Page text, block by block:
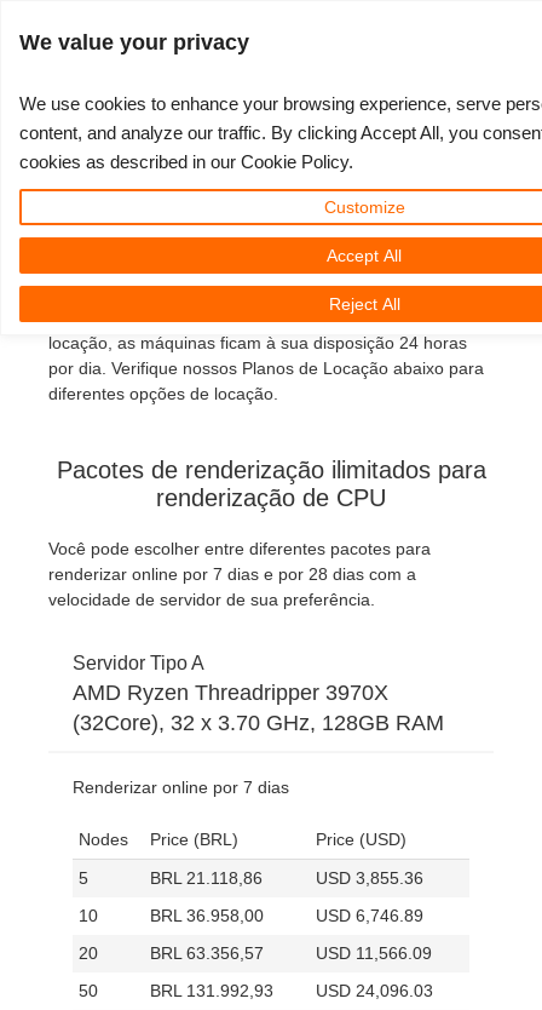
SUPPORT TICKET
Show Tickets
New Ticket
MINHA REBUS
ControlCenter
Pagamentos
Unlimited Render
Pedidos
Editar Perfil
TeamManager
3D ARTIST OF THE YEAR
2023
2022
2021
2017
COMPETIÇÕES
Creative 3D Lab. Challenge
Architecture 3D Challenge
Memories Challenge
Summer Vibes 3D Challenge
COMUNIDADE
Blog
Competições
RebusArt
3D Artist of the Month
SUPORTE
Guia de instruções
Perguntas Frequentes
Tutoriais
Contate o Suporte
PREÇOS
Preços e Descontos
Calcular Custos
Aluguel de Render Ilimitado
SOFTWARE 3D
3ds Max
Cinema 4D
Maya
Redshift
Mental Ray
Softimage
VAMOS LÁ
Guia Rápido
Baixe o software
TeamManager
Pacotes de renderização
de CPU ilimitados
Com o Serviço Ilimitado de Aluguel de Renderização,
você pode alugar seu próprio servidor para renderizar
online em nossa Render Farm. No seu período de
locação, as máquinas ficam à sua disposição 24 horas
por dia. Verifique nossos Planos de Locação abaixo para
diferentes opções de locação.
Pacotes de renderização ilimitados para
renderização de CPU
Você pode escolher entre diferentes pacotes para
renderizar online por 7 dias e por 28 dias com a
velocidade de servidor de sua preferência.
Servidor Tipo A
AMD Ryzen Threadripper 3970X
(32Core), 32 x 3.70 GHz, 128GB RAM
Renderizar online por 7 dias
Nodes Price (BRL)
Price (USD)
5
BRL 21.118,86
USD 3,855.36
10
BRL 36.958,00
USD 6,746.89
20
BRL 63.356,57
USD 11,566.09
50
BRL 131.992,93
USD 24,096.03
We value your privacy
We use cookies to enhance your browsing experience, serve
content, and analyze our traffic. By clicking Accept All, you
cookies as described in our Cookie Policy.
Customize
Reject All
Accept All